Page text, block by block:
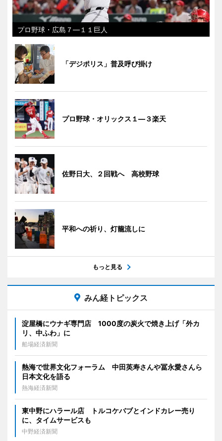
プロ野球・広島７―１１巨人
「デジポリス」普及呼び掛け
プロ野球・オリックス１―３楽天
佐野日大、２回戦へ 高校野球
平和への祈り、灯籠流しに
もっと見る
みん経トピックス
淀屋橋にウナギ専門店 1000度の炭火で焼き上げ「外カ
リ、中ふわ」に
船場経済新聞
熱海で世界文化フォーラム 中田英寿さんや冨永愛さんら
日本文化を語る
熱海経済新聞
東中野にハラール店 トルコケバブとインドカレー売り
に、タイムサービスも
中野経済新聞